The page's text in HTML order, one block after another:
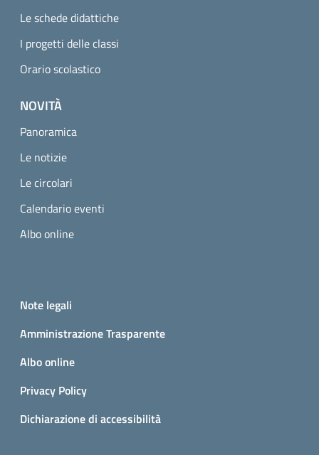
Le schede didattiche
I progetti delle classi
Orario scolastico
NOVITÀ
Panoramica
Le notizie
Le circolari
Calendario eventi
Albo online
Small prints
Note legali
Amministrazione Trasparente
Albo online
Privacy Policy
Dichiarazione di accessibilità